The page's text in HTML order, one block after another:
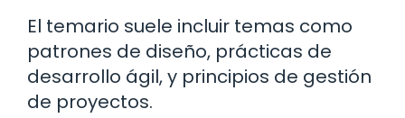
El temario suele incluir temas como
patrones de diseño, prácticas de
desarrollo ágil, y principios de gestión
de proyectos.